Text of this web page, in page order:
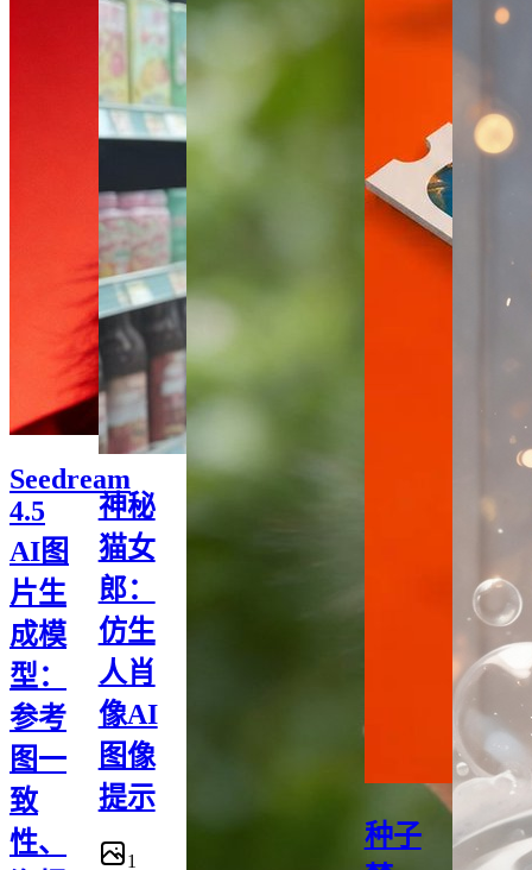
Seedream
4.5
AI图
片生
成模
型：
参考
图一
致
性、
神秘
猫女
郎：
仿生
人肖
像AI
图像
提示
1
种子